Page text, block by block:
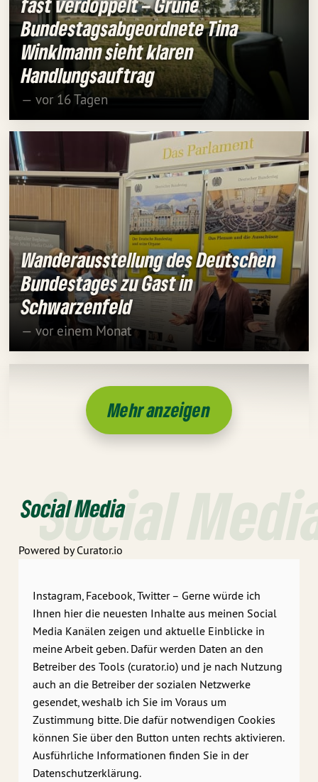
Bundestagsabgeordnete Tina
Winklmann sieht klaren
Handlungsauftrag
— vor 16 Tagen
Wanderausstellung des Deutschen
Bundestages zu Gast in
Schwarzenfeld
— vor einem Monat
Mehr anzeigen
Social Media
Social
Powered by Curator.io
Instagram, Facebook, Twitter – Gerne würde ich
Ihnen hier die neuesten Inhalte aus meinen Social
Media Kanälen zeigen und aktuelle Einblicke in
meine Arbeit geben. Dafür werden Daten an den
Betreiber des Tools (curator.io) und je nach Nutzung
auch an die Betreiber der sozialen Netzwerke
gesendet, weshalb ich Sie im Voraus um
Zustimmung bitte. Die dafür notwendigen Cookies
können Sie über den Button unten rechts aktivieren.
Ausführliche Informationen finden Sie in der
Datenschutzerklärung.